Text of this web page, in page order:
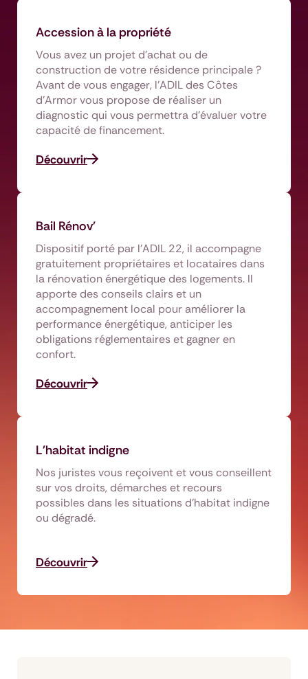
Accession à la propriété
Vous avez un projet d'achat ou de
construction de votre résidence principale ?
Avant de vous engager, l'ADIL des Côtes
d'Armor vous propose de réaliser un
diagnostic qui vous permettra d'évaluer votre
capacité de financement.
Découvrir
Bail Rénov'
Dispositif porté par l’ADIL 22, il accompagne
gratuitement propriétaires et locataires dans
la rénovation énergétique des logements. Il
apporte des conseils clairs et un
accompagnement local pour améliorer la
performance énergétique, anticiper les
obligations réglementaires et gagner en
confort.
Découvrir
L'habitat indigne
Nos juristes vous reçoivent et vous conseillent
sur vos droits, démarches et recours
possibles dans les situations d’habitat indigne
ou dégradé.
Découvrir